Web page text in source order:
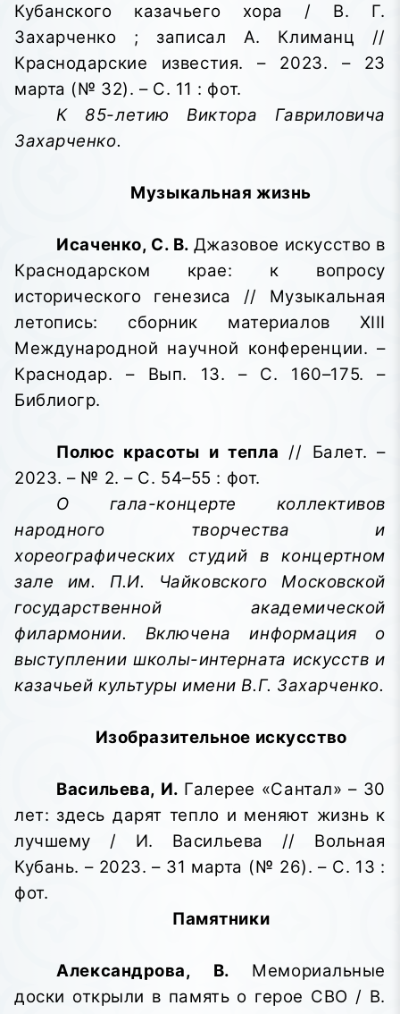
Кубанского казачьего хора / В. Г.
Захарченко ; записал А. Климанц //
Краснодарские известия. – 2023. – 23
марта (№ 32). – С. 11 : фот.
К 85-летию Виктора Гавриловича
Захарченко.
Музыкальная жизнь
Исаченко, С. В. Джазовое искусство в
Краснодарском крае: к вопросу
исторического генезиса // Музыкальная
летопись: сборник материалов XIII
Международной научной конференции. –
Краснодар. – Вып. 13. – С. 160–175. –
Библиогр.
Полюс красоты и тепла // Балет. –
2023. – № 2. – С. 54–55 : фот.
О гала-концерте коллективов
народного творчества и
хореографических студий в концертном
зале им. П.И. Чайковского Московской
государственной академической
филармонии. Включена информация о
выступлении школы-интерната искусств и
казачьей культуры имени В.Г. Захарченко.
Изобразительное искусство
Васильева, И. Галерее «Сантал» – 30
лет: здесь дарят тепло и меняют жизнь к
лучшему / И. Васильева // Вольная
Кубань. – 2023. – 31 марта (№ 26). – С. 13 :
фот.
Памятники
Александрова, В. Мемориальные
доски открыли в память о герое СВО / В.